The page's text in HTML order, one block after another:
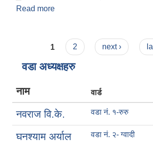
Read more
Pages
1 2 next ›
वडा अध्यक्षहरु
नाम वार्ड
नवराज वि.के. वडा नं. १-रुरु
घनश्याम अर्याल वडा नं. २- ग्वादी